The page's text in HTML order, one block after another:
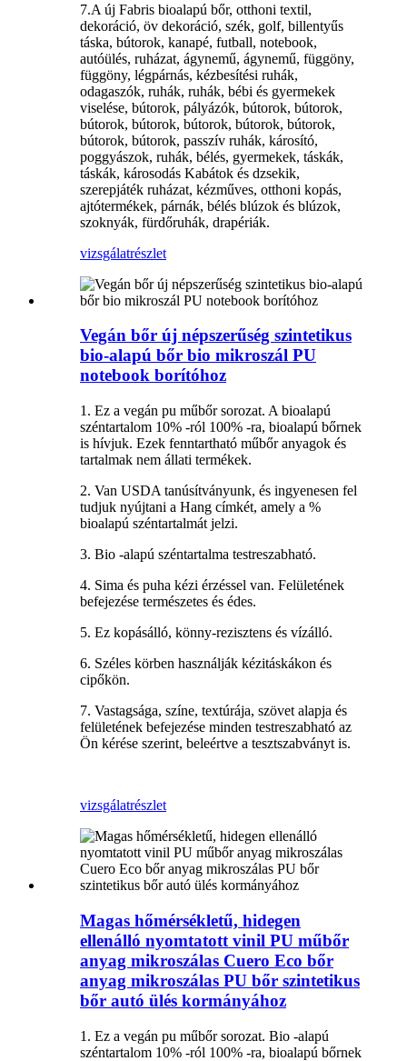
7.A új Fabris bioalapú bőr, otthoni textil,
dekoráció, öv dekoráció, szék, golf, billentyűs
táska, bútorok, kanapé, futball, notebook,
autóülés, ruházat, ágynemű, ágynemű, függöny,
függöny, légpárnás, kézbesítési ruhák,
odagaszók, ruhák, ruhák, bébi és gyermekek
viselése, bútorok, pályázók, bútorok, bútorok,
bútorok, bútorok, bútorok, bútorok, bútorok,
bútorok, bútorok, passzív ruhák, károsító,
poggyászok, ruhák, bélés, gyermekek, táskák,
táskák, károsodás Kabátok és dzsekik,
szerepjáték ruházat, kézműves, otthoni kopás,
ajtótermékek, párnák, bélés blúzok és blúzok,
szoknyák, fürdőruhák, drapériák.
vizsgálatrészlet
Vegán bőr új népszerűség szintetikus
bio-alapú bőr bio mikroszál PU
notebook borítóhoz
1. Ez a vegán pu műbőr sorozat. A bioalapú
széntartalom 10% -ról 100% -ra, bioalapú bőrnek
is hívjuk. Ezek fenntartható műbőr anyagok és
tartalmak nem állati termékek.
2. Van USDA tanúsítványunk, és ingyenesen fel
tudjuk nyújtani a Hang címkét, amely a %
bioalapú széntartalmát jelzi.
3. Bio -alapú széntartalma testreszabható.
4. Sima és puha kézi érzéssel van. Felületének
befejezése természetes és édes.
5. Ez kopásálló, könny-rezisztens és vízálló.
6. Széles körben használják kézitáskákon és
cipőkön.
7. Vastagsága, színe, textúrája, szövet alapja és
felületének befejezése minden testreszabható az
Ön kérése szerint, beleértve a tesztszabványt is.
vizsgálatrészlet
Magas hőmérsékletű, hidegen
ellenálló nyomtatott vinil PU műbőr
anyag mikroszálas Cuero Eco bőr
anyag mikroszálas PU bőr szintetikus
bőr autó ülés kormányához
1. Ez a vegán pu műbőr sorozat. Bio -alapú
széntartalom 10% -ról 100% -ra, bioalapú bőrnek